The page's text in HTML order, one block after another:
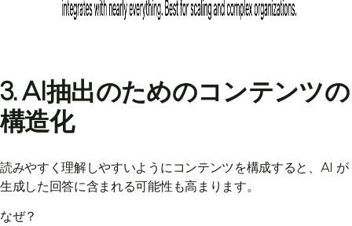
3. AI抽出のためのコンテンツの
構造化
読みやすく理解しやすいようにコンテンツを構成すると、AI が
生成した回答に含まれる可能性も高まります。
なぜ？